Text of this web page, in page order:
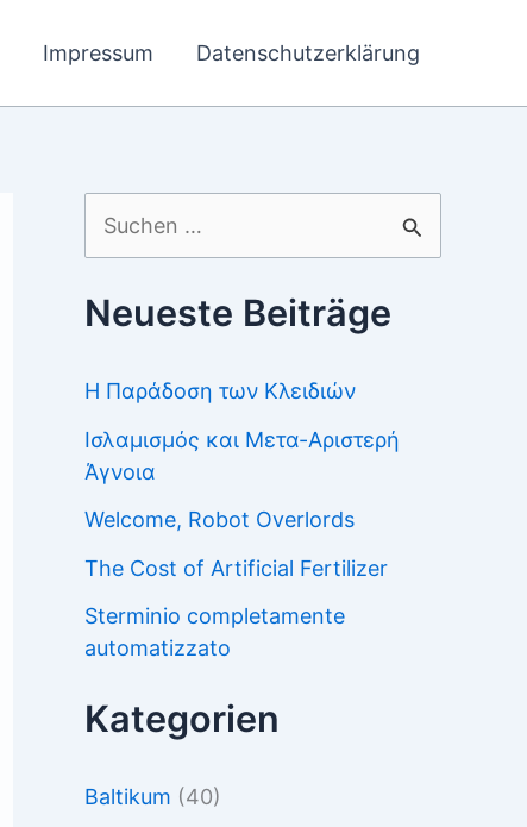
Impressum Datenschutzerklärung
Suchen
nach:
Neueste Beiträge
Η Παράδοση των Κλειδιών
Ισλαμισμός και Μετα-Αριστερή
Άγνοια
Welcome, Robot Overlords
The Cost of Artificial Fertilizer
Sterminio completamente
automatizzato
Kategorien
Baltikum (40)